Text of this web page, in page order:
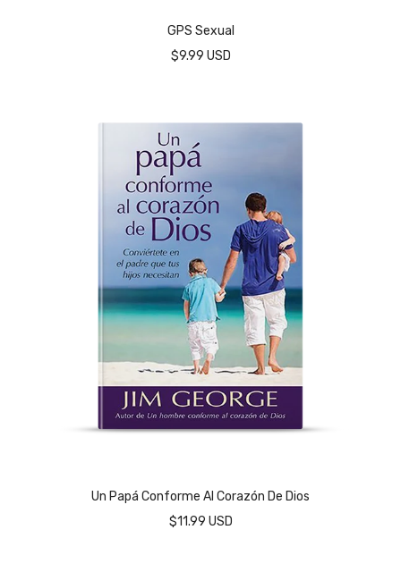
GPS Sexual
$9.99 USD
Un Papá Conforme Al Corazón De Dios
$11.99 USD